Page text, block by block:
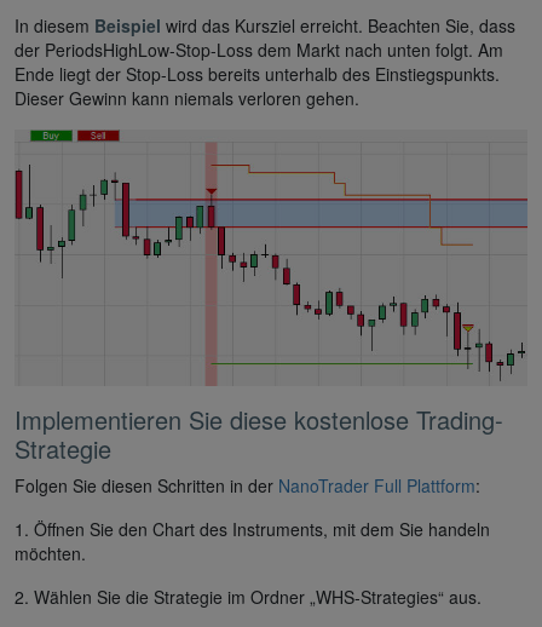
In diesem Beispiel wird das Kursziel erreicht. Beachten Sie, dass
der PeriodsHighLow-Stop-Loss dem Markt nach unten folgt. Am
Ende liegt der Stop-Loss bereits unterhalb des Einstiegspunkts.
Dieser Gewinn kann niemals verloren gehen.
Implementieren Sie diese kostenlose Trading-
Strategie
Folgen Sie diesen Schritten in der NanoTrader Full Plattform:
1. Öffnen Sie den Chart des Instruments, mit dem Sie handeln
möchten.
2. Wählen Sie die Strategie im Ordner „WHS-Strategies“ aus.